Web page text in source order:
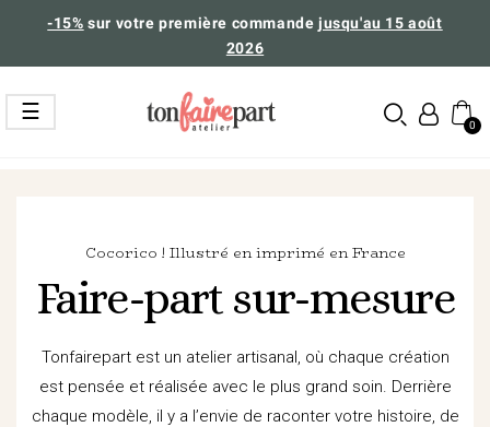
-15% sur votre première commandejusqu'au 15 août
2026
Basculer
la
navigation
☰
Cocorico ! Illustré en imprimé en France
Faire-part sur-mesure
Tonfairepart est un atelier artisanal, où chaque création
est pensée et réalisée avec le plus grand soin. Derrière
chaque modèle, il y a l’envie de raconter votre histoire, de